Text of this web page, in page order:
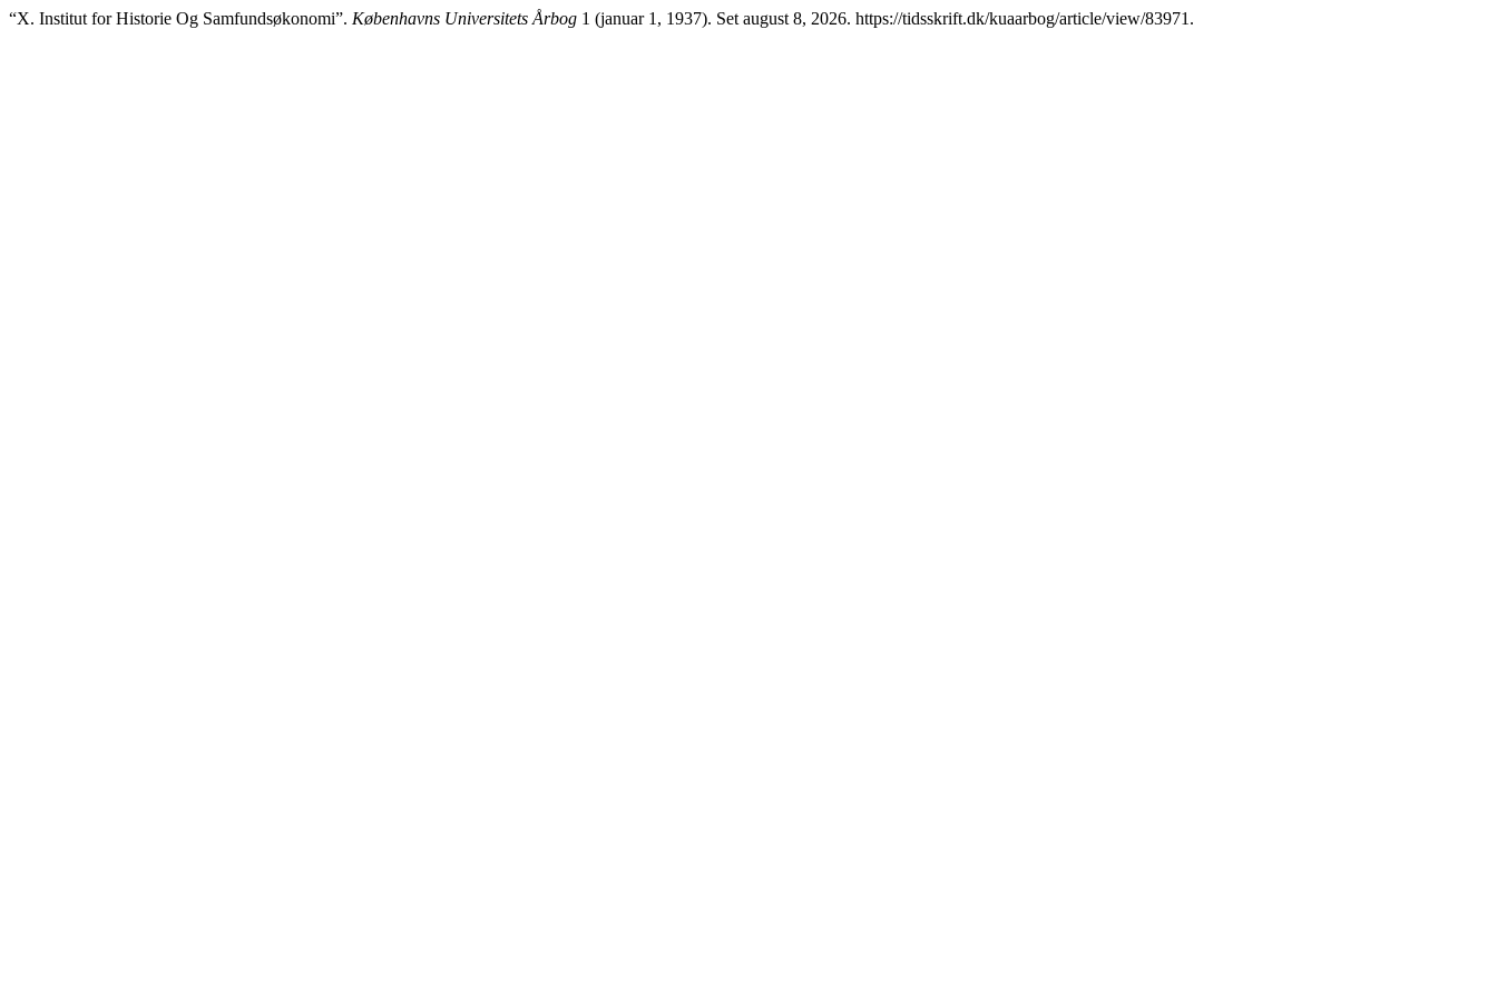
“X. Institut for Historie Og Samfundsøkonomi”. Københavns Universitets Årbog 1 (januar 1, 1937). Set august 8, 2026. https://tidsskrift.dk/kuaarbog/article/view/83971.